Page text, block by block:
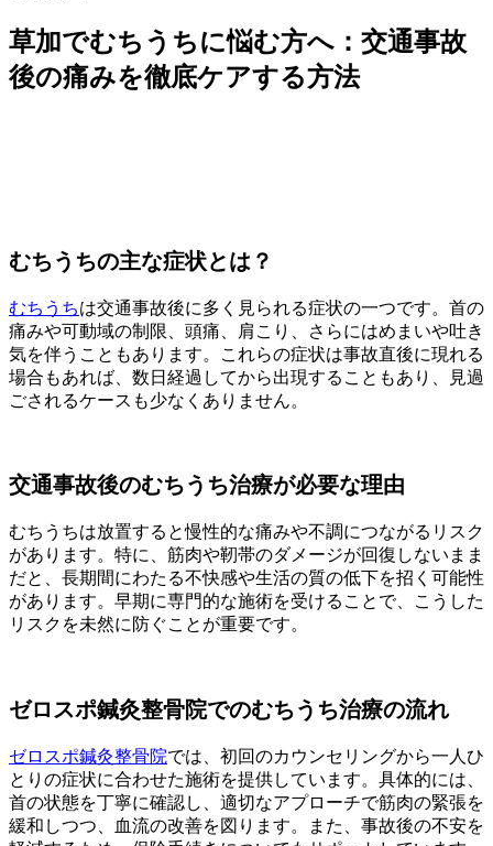
草加でむちうちに悩む方へ：交通事故
後の痛みを徹底ケアする方法
むちうちの主な症状とは？
むちうちは交通事故後に多く見られる症状の一つです。首の
痛みや可動域の制限、頭痛、肩こり、さらにはめまいや吐き
気を伴うこともあります。これらの症状は事故直後に現れる
場合もあれば、数日経過してから出現することもあり、見過
ごされるケースも少なくありません。
交通事故後のむちうち治療が必要な理由
むちうちは放置すると慢性的な痛みや不調につながるリスク
があります。特に、筋肉や靭帯のダメージが回復しないまま
だと、長期間にわたる不快感や生活の質の低下を招く可能性
があります。早期に専門的な施術を受けることで、こうした
リスクを未然に防ぐことが重要です。
ゼロスポ鍼灸整骨院でのむちうち治療の流れ
ゼロスポ鍼灸整骨院では、初回のカウンセリングから一人ひ
とりの症状に合わせた施術を提供しています。具体的には、
首の状態を丁寧に確認し、適切なアプローチで筋肉の緊張を
緩和しつつ、血流の改善を図ります。また、事故後の不安を